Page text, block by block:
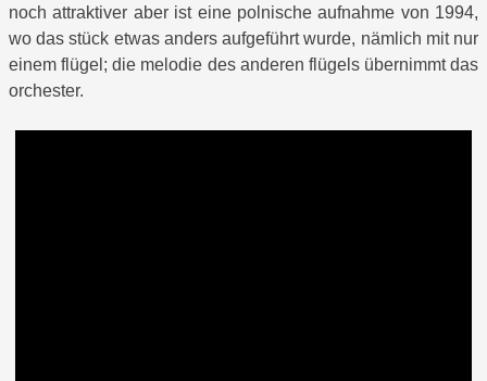
noch attraktiver aber ist eine polnische aufnahme von 1994,
wo das stück etwas anders aufgeführt wurde, nämlich mit nur
einem flügel; die melodie des anderen flügels übernimmt das
orchester.